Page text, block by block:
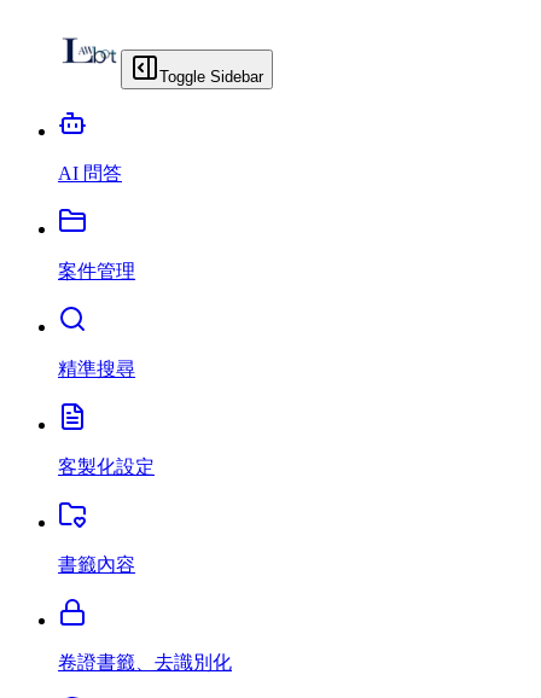
Toggle Sidebar
AI 問答
案件管理
精準搜尋
客製化設定
書籤內容
卷證書籤、去識別化